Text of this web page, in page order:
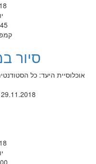
סיור
אוכלוסיית היעד: כל
29.11.2018 בשעה 18:00-07:45